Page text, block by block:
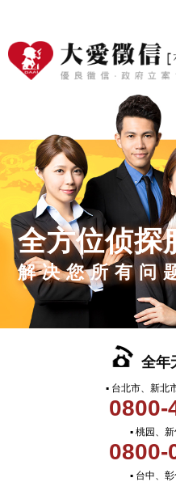
全方位侦探
解决您所有问
全年
▪ 台北市、新北
0800-
▪ 桃园、
0800-
▪ 台中、